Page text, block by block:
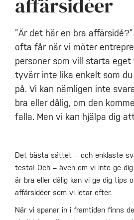
”Är det här en bra
ofta får när vi möter
personer som vill starta
tyvärr inte lika enkelt som
på. Vi kan nämligen inte
bra eller dålig, om den
falla. Men vi kan hjälpa dig
Det bästa sättet – och enklaste
testa! Och – även om vi inte ge
är bra eller dålig kan vi ge dig tips
affärsidéer som vi letar efter.
När vi spanar in i framtiden finns